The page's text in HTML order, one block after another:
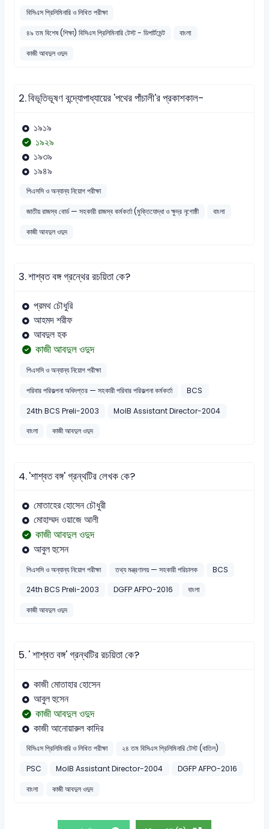
বিসিএস প্রিলিমিনারি ও লিখিত পরীক্ষা
৪৯ তম বিশেষ (শিক্ষা) বিসিএস প্রিলিমিনারি টেস্ট - ডিপার্টমেন্ট
বাংলা
কাজী আবদুল ওদুদ
2.বিভূতিভূষণ বন্দ্যোপাধ্যায়ের 'পথের পাঁচালী'র প্রকাশকাল-
১৯১৯
১৯২৯
১৯৩৯
১৯৪৯
পিএসসি ও অন্যান্য নিয়োগ পরীক্ষা
জাতীয় রাজস্ব বোর্ড — সহকারী রাজস্ব কর্মকর্তা (মুক্তিযোদ্ধা ও ক্ষুদ্র নৃগোষ্ঠী
বাংলা
কাজী আবদুল ওদুদ
3.শাশ্বত বঙ্গ গ্রন্থের রচয়িতা কে?
প্রমথ চৌধুরি
আহমদ শরীফ
আবদুল হক
কাজী আবদুল ওদুদ
পিএসসি ও অন্যান্য নিয়োগ পরীক্ষা
পরিবার পরিকল্পনা অধিদপ্তর — সহকারী পরিবার পরিকল্পনা কর্মকর্তা
BCS
24th BCS Preli-2003
MoIB Assistant Director-2004
বাংলা
কাজী আবদুল ওদুদ
4.'শাশ্বত বঙ্গ' গ্রন্থটির লেখক কে?
মোতাহের হোসেন চৌধুরী
মোহাম্মদ ওয়াজে আলী
কাজী আবদুল ওদুদ
আবুল হুসেন
পিএসসি ও অন্যান্য নিয়োগ পরীক্ষা তথ্য মন্ত্রণালয় — সহকারী পরিচালক
BCS
24th BCS Preli-2003
DGFP AFPO-2016
বাংলা
কাজী আবদুল ওদুদ
5.' শাশ্বত বঙ্গ' গ্রন্থটির রচয়িতা কে?
কাজী মোতাহার হোসেন
আবুল হুসেন
কাজী আবদুল ওদুদ
কাজী আনোয়ারুল কাদির
বিসিএস প্রিলিমিনারি ও লিখিত পরীক্ষা
২৪ তম বিসিএস প্রিলিমিনারি টেস্ট (বাতিল)
PSC
MoIB Assistant Director-2004
DGFP AFPO-2016
বাংলা
কাজী আবদুল ওদুদ